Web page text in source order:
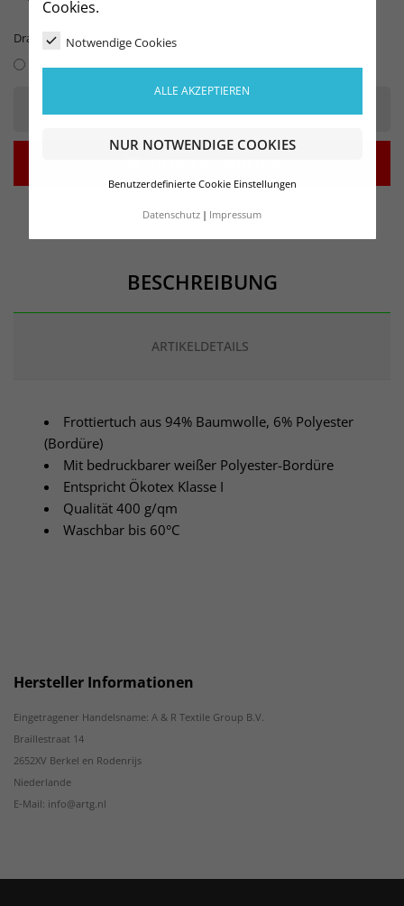
Cookies.
Notwendige Cookies
ALLE AKZEPTIEREN
NUR NOTWENDIGE COOKIES
Benutzerdefinierte Cookie Einstellungen
Datenschutz Impressum
Drachenboot
BESCHREIBUNG
ARTIKELDETAILS
Frottiertuch aus 94% Baumwolle, 6% Polyester
(Bordüre)
Mit bedruckbarer weißer Polyester-Bordüre
Entspricht Ökotex Klasse I
Qualität 400 g/qm
Waschbar bis 60°C
Hersteller Informationen
Eingetragener Handelsname: A & R Textile Group B.V.
Braillestraat 14
2652XV Berkel en Rodenrijs
Niederlande
E-Mail: info@artg.nl